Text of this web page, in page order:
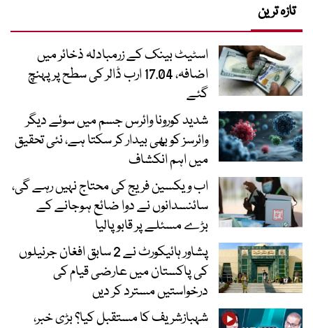
تازہ ترین
اسٹیٹ بینک کے زرمبادلہ ذخائر میں
اضافہ، 17.04 ارب ڈالر کی سطح پر پہنچ
گئے
شدید کورونا وائرس جسم میں سوئے دیگر
وائرسز کو بھی بیدار کر سکتا ہے، نئی تحقیق
میں اہم انکشاف
اب ویکسین فریج کی محتاج نہیں رہے گی،
سائنسدانوں نے دوا ضائع ہوجانے کے
بڑے مسئلے پر قابو پالیا
پشاور ہائیکورٹ نے 2 سابق افغان جرنیلوں
کی پاکستان میں عارضی قیام کی
درخواستیں مسترد کر دیں
شہبازشریف کا مستقبل کیا؟ بڑی خبر،